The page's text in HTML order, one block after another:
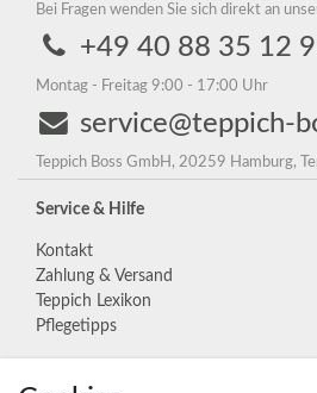
Bei Fragen wenden Sie sich direkt an
+49 40 88 35 12
Montag - Freitag 9:00 - 17:00 Uhr
service@teppich-
Teppich Boss GmbH, 20259 Hamburg,
Service & Hilfe
Kontakt
Zahlung & Versand
Teppich Lexikon
Pflegetipps